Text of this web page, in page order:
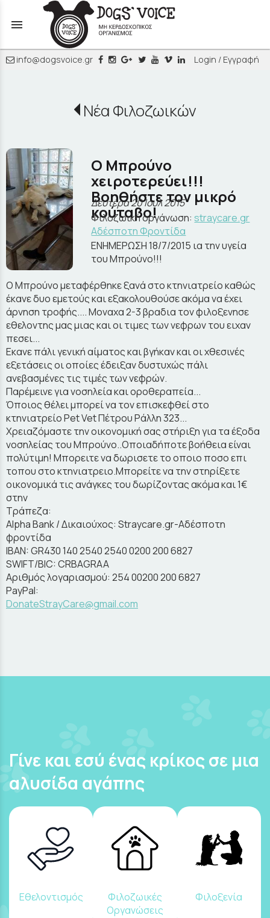
menu
info@dogsvoice.gr Login / Εγγραφή
Νέα Φιλοζωικών
O Μπρούνο
χειροτερεύει!!!
Βοηθήστε τον μικρό
κούταβο!
Δευτέρα 20 Ιουλ 2015
Φιλοζωική οργάνωση:straycare.gr
Aδέσποτη Φροντίδα
ΕΝΗΜΕΡΩΣΗ 18/7/2015 ια την υγεία
του Μπρούνο!!!
O Μπρούνο μεταφέρθηκε ξανά στο κτηνιατρείο καθώς
έκανε δυο εμετούς και εξακολουθούσε ακόμα να έχει
άρνηση τροφής.... Μοναχα 2-3 βραδια τον φιλοξενησε
εθελοντης μας μιας και οι τιμες των νεφρων του ειχαν
πεσει...
Εκανε πάλι γενική αίματος και βγήκαν και οι χθεσινές
εξετάσεις οι οποίες έδειξαν δυστυχώς πάλι
ανεβασμένες τις τιμές των νεφρών.
Παρέμεινε για νοσηλεία και οροθεραπεία...
Όποιος θέλει μπορεί να τον επισκεφθεί στο
κτηνιατρείο Pet Vet Πέτρου Ράλλη 323...
Χρειαζόμαστε την οικονομική σας στήριξη για τα έξοδα
νοσηλείας του Μπρούνο..Οποιαδήποτε βοήθεια είναι
πολύτιμη! Μπορειτε να δωρισετε το οποιο ποσο επι
τοπου στο κτηνιατρειο.Μπορείτε να την στηρίξετε
οικονομικά τις ανάγκες του δωρίζοντας ακόμα και 1€
στην
Τράπεζα:
Alpha Bank / Δικαιούχος: Straycare.gr-Αδέσποτη
φροντίδα
IBAN: GR430 140 2540 2540 0200 200 6827
SWIFT/BIC: CRBAGRAA
Αριθμός λογαριασμού: 254 00200 200 6827
PayPal:
DonateStrayCare@gmail.com
Γίνε και εσύ ένας κρίκος σε μια
αλυσίδα αγάπης
Εθελοντισμός
Φιλοζωικές
Οργανώσεις
Φιλοξενία